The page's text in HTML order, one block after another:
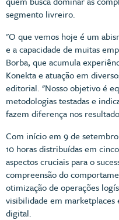
segmento livreiro.
"O que vemos hoje é um
e a capacidade de muitas
Borba, que acumula
Konekta e atuação em
editorial. "Nosso objetivo é
metodologias testadas e
fazem diferença nos
Com início em 9 de
10 horas distribuídas em
aspectos cruciais para o
compreensão do
otimização de operações
visibilidade em marketplaces
digital.